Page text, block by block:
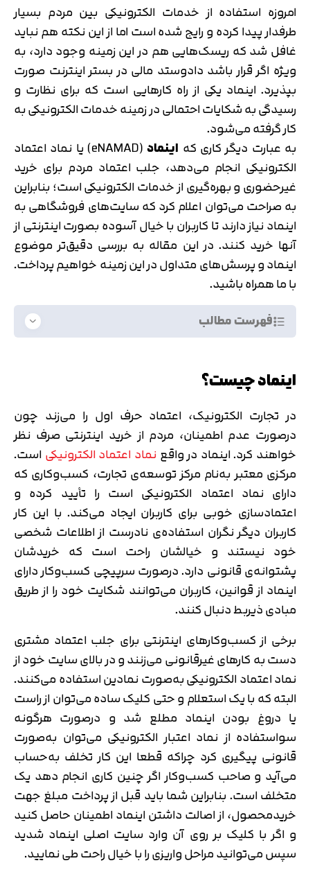
امروزه استفاده از خدمات الکترونیکی بین مردم بسیار
طرفدار پیدا کرده و رایج شده است اما از این نکته هم نباید
غافل شد که ریسک‌هایی هم در این زمینه وجود دارد، به
ویژه اگر قرار باشد دادوستد مالی در بستر اینترنت صورت
بپذیرد. اینماد یکی از راه کارهایی است که برای نظارت و
رسیدگی به شکایات احتمالی در زمینه خدمات الکترونیکی به
کار گرفته می‌شود.
به عبارت دیگر کاری که اینماد
(eNAMAD) یا نماد اعتماد
الکترونیکی انجام می‌دهد، جلب اعتماد مردم برای خرید
غیرحضوری و بهره‌گیری از خدمات الکترونیکی است؛ بنابراین
به صراحت می‌توان اعلام کرد که سایت‌های فروشگاهی به
اینماد نیاز دارند تا کاربران با خیال آسوده بصورت اینترنتی از
آنها خرید کنند. در این مقاله به بررسی دقیق‌تر موضوع
اینماد و پرسش‌های متداول در این زمینه خواهیم پرداخت.
با ما همراه باشید.
فهرست مطالب
اینماد چیست؟
در تجارت الکترونیک، اعتماد حرف اول را می‌زند چون
درصورت عدم اطمینان، مردم از خرید اینترنتی صرف‌ نظر
خواهند کرد. اینماد در واقعنماد اعتماد الکترونیکیاست.
مرکزی معتبر به‌نام مرکز توسعه‌ی‌ تجارت، کسب‌وکاری که
دارای نماد اعتماد الکترونیکی است را تأیید کرده و
اعتمادسازی خوبی برای کاربران ایجاد می‌کند. با این کار
کاربران دیگر نگران استفاده‌ی نادرست از اطلاعات شخصی
خود نیستند و خیالشان راحت است که خریدشان
پشتوانه‌ی قانونی دارد. درصورت سرپیچی کسب‌وکار دارای
اینماد از قوانین‌، کاربران می‌توانند شکایت خود را از طریق
مبادی ذیربط دنبال کنند.
برخی از کسب‌وکارهای اینترنتی برای جلب اعتماد مشتری
دست به کارهای غیرقانونی می‌زنند و در بالای سایت خود از
نماد اعتماد الکترونیکی به‌صورت نمادین استفاده می‌کنند.
البته که با یک استعلام و حتی کلیک ساده می‌توان از راست
یا دروغ بودن اینماد مطلع‌ شد و درصورت هرگونه
سواستفاده از نماد‌ اعتبار الکترونیکی می‌توان به‌صورت
قانونی پیگیری کرد چراکه قطعا این کار تخلف به‌حساب
می‌آید و صاحب کسب‌وکار اگر چنین کاری انجام دهد یک
متخلف است. بنابراین شما باید قبل از پرداخت مبلغ جهت
خریدمحصول، از اصالت داشتن اینماد اطمینان حاصل کنید
و اگر با کلیک بر روی آن وارد سایت اصلی اینماد شدید
سپس می‌توانید مراحل واریزی را با خیال‌ راحت طی نمایید.